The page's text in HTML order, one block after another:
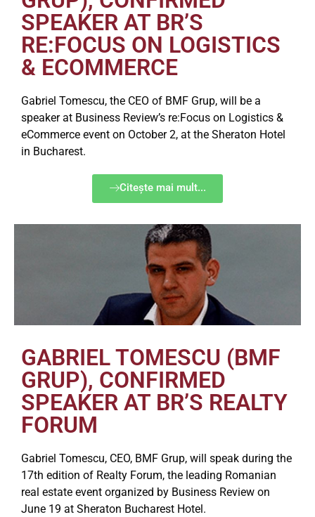
SPEAKER AT BR’S
RE:FOCUS ON LOGISTICS
& ECOMMERCE
Gabriel Tomescu, the CEO of BMF Grup, will be a
speaker at Business Review’s re:Focus on Logistics &
eCommerce event on October 2, at the Sheraton Hotel
in Bucharest.
Citește mai mult...
GABRIEL TOMESCU (BMF
GRUP), CONFIRMED
SPEAKER AT BR’S REALTY
FORUM
Gabriel Tomescu, CEO, BMF Grup, will speak during the
17th edition of Realty Forum, the leading Romanian
real estate event organized by Business Review on
June 19 at Sheraton Bucharest Hotel.